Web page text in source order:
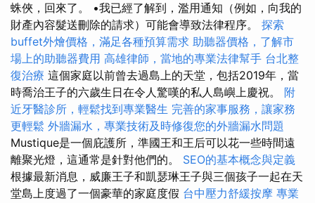
蛛俠，回來了。 •我已經了解到，濫用通知（例如，向我的
財產內容髮送刪除的請求）可能會導致法律程序。 探索
buffet外燴價格，滿足各種預算需求 助聽器價格，了解市
場上的助聽器費用 高雄律師，當地的專業法律幫手 台北整
復治療 這個家庭以前曾去過島上的天堂，包括2019年，當
時喬治王子的六歲生日在令人驚嘆的私人島嶼上慶祝。 附
近牙醫診所，輕鬆找到專業醫生 完善的家事服務，讓家務
更輕鬆 外牆漏水，專業技術及時修復您的外牆漏水問題
Mustique是一個庇護所，準國王和王后可以花一些時間遠
離聚光燈，這通常是針對他們的。 SEO的基本概念與定義
根據最新消息，威廉王子和凱瑟琳王子與三個孩子一起在天
堂島上度過了一個豪華的家庭度假 台中壓力舒緩按摩 專業